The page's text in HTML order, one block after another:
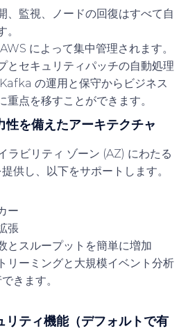
、監視、ノードの回復はすべて自
によって集中管理されます。
とセキュリティパッチの自動処理
の運用と保守からビジネス
重点を移すことができます。
性を備えたアーキテクチャ
ラビリティ ゾーン (AZ) にわたる
供し、以下をサポートします。
ー
張
とスループットを簡単に増加
リーミングと大規模イベント分析
きます。
リティ機能（デフォルトで有